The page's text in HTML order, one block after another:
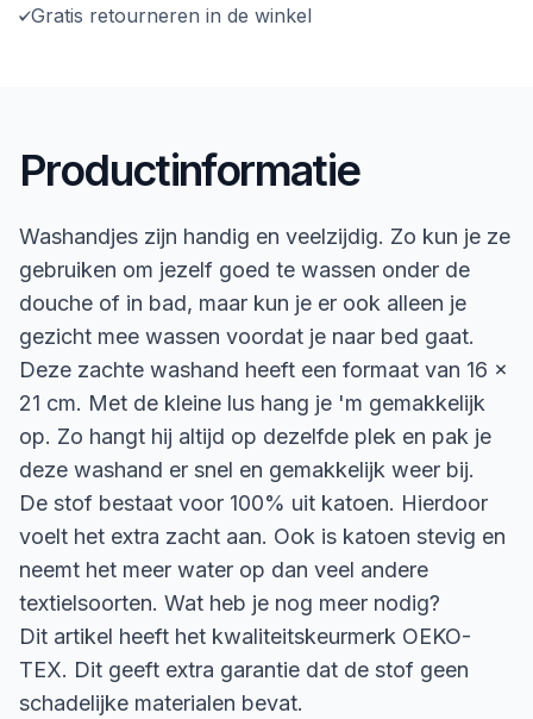
Gratis retourneren in de winkel
Productinformatie
Washandjes zijn handig en veelzijdig. Zo kun je ze
gebruiken om jezelf goed te wassen onder de
douche of in bad, maar kun je er ook alleen je
gezicht mee wassen voordat je naar bed gaat.
Deze zachte washand heeft een formaat van 16 x
21 cm. Met de kleine lus hang je 'm gemakkelijk
op. Zo hangt hij altijd op dezelfde plek en pak je
deze washand er snel en gemakkelijk weer bij.
De stof bestaat voor 100% uit katoen. Hierdoor
voelt het extra zacht aan. Ook is katoen stevig en
neemt het meer water op dan veel andere
textielsoorten. Wat heb je nog meer nodig?
Dit artikel heeft het kwaliteitskeurmerk OEKO-
TEX. Dit geeft extra garantie dat de stof geen
schadelijke materialen bevat.